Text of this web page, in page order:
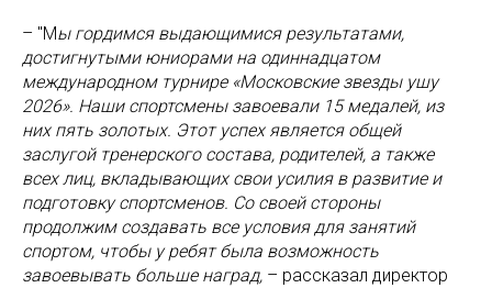
– "Мы гордимся выдающимися результатами,
достигнутыми юниорами на одиннадцатом
международном турнире «Московские звезды ушу
2026». Наши спортсмены завоевали 15 медалей, из
них пять золотых. Этот успех является общей
заслугой тренерского состава, родителей, а также
всех лиц, вкладывающих свои усилия в развитие и
подготовку спортсменов. Со своей стороны
продолжим создавать все условия для занятий
спортом, чтобы у ребят была возможность
завоевывать больше наград, – рассказал директор